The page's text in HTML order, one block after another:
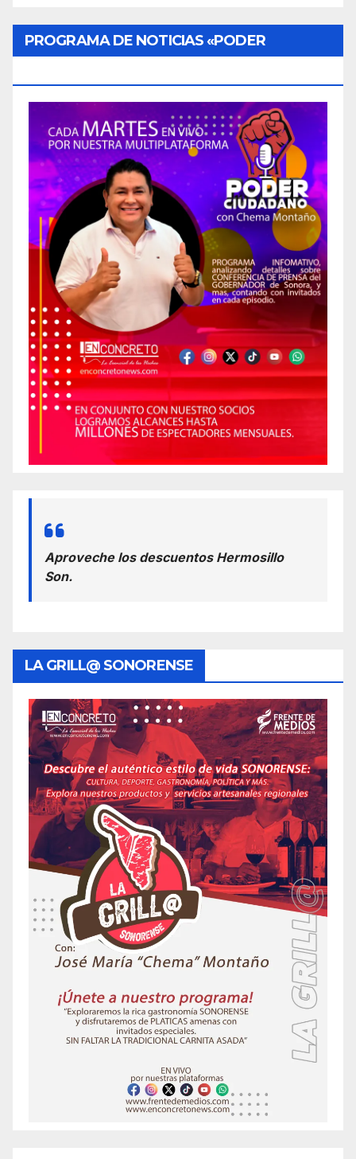
PROGRAMA DE NOTICIAS «PODER
Aproveche los descuentos Hermosillo
Son.
LA GRILL@ SONORENSE